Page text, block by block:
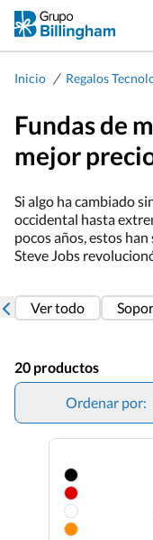
Inicio / Regalos
Fundas de
mejor
Si algo ha cambiado
occidental hasta
pocos años, estos
Steve Jobs
reforzamos nuestra
artículo cada vez
originales, fundas de
porta todos
colgadas del cuello y
siempre son
Ver todo
20 productos
Ordenar por: